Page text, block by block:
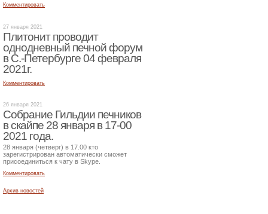
Комментировать
27 января 2021
Плитонит проводит
однодневный печной форум
в С.-Петербурге 04 февраля
2021г.
Комментировать
26 января 2021
Собрание Гильдии печников
в скайпе 28 января в 17-00
2021 года.
28 января (четверг) в 17.00 кто
зарегистрирован автоматически сможет
присоединиться к чату в Skype.
Комментировать
Архив новостей